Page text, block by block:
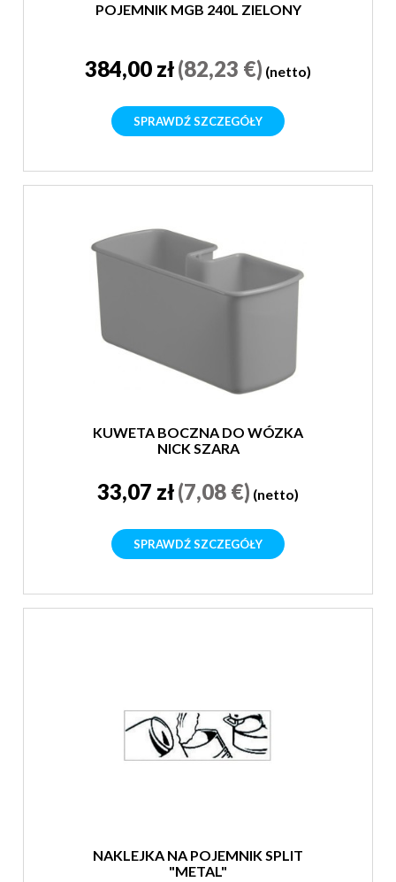
POJEMNIK MGB 240L ZIELONY
384,00 zł(82,23 €) (netto)
SPRAWDŹ SZCZEGÓŁY
KUWETA BOCZNA DO WÓZKA
NICK SZARA
33,07 zł(7,08 €) (netto)
SPRAWDŹ SZCZEGÓŁY
NAKLEJKA NA POJEMNIK SPLIT
"METAL"